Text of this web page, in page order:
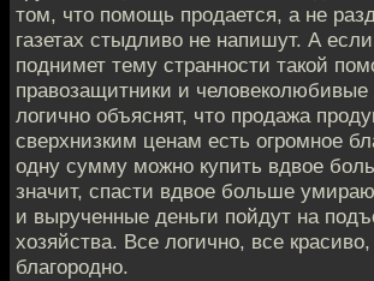
том, что помощь продается, а не
газетах стыдливо не напишут. А
поднимет тему странности такой
правозащитники и
логично объяснят, что продажа
сверхнизким ценам есть огромное
одну сумму можно купить вдвое
значит, спасти вдвое больше
и вырученные деньги пойдут на
хозяйства. Все логично, все
благородно.